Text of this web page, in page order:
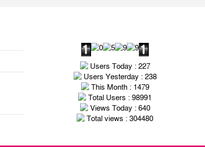
Users Today : 227
Users Yesterday : 238
This Month : 1479
Total Users : 98991
Views Today : 640
Total views : 304480